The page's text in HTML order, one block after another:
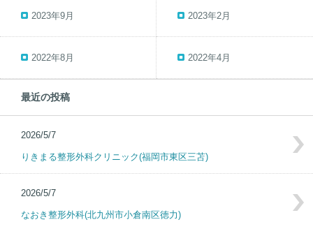
2023年9月 2023年2月
2022年8月 2022年4月
最近の投稿
2026/5/7
りきまる整形外科クリニック(福岡市東区三苫)
2026/5/7
なおき整形外科(北九州市小倉南区徳力)